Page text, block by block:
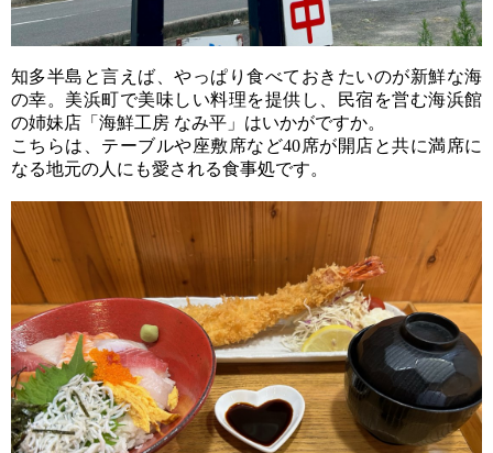
知多半島と言えば、やっぱり食べておきたいのが新鮮な海
の幸。美浜町で美味しい料理を提供し、民宿を営む海浜館
の姉妹店「海鮮工房 なみ平」はいかがですか。
こちらは、テーブルや座敷席など40席が開店と共に満席に
なる地元の人にも愛される食事処です。